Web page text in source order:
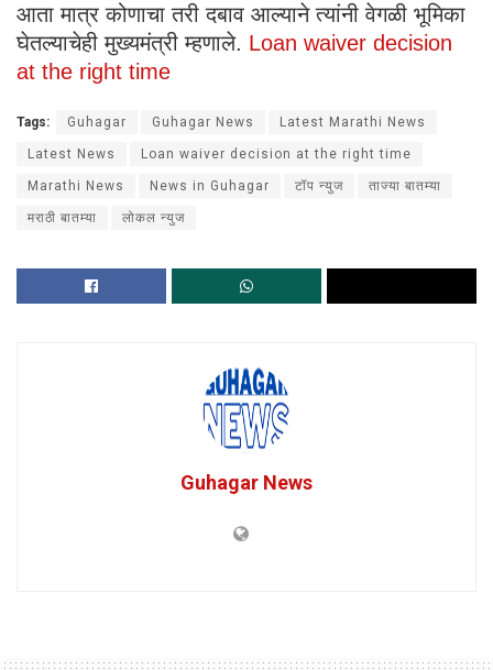
आता मात्र कोणाचा तरी दबाव आल्याने त्यांनी वेगळी भूमिका
घेतल्याचेही मुख्यमंत्री म्हणाले. Loan waiver decision
at the right time
Tags: Guhagar Guhagar News Latest Marathi News
Latest News Loan waiver decision at the right time
Marathi News News in Guhagar टॉप न्युज ताज्या बातम्या
मराठी बातम्या लोकल न्युज
Guhagar News